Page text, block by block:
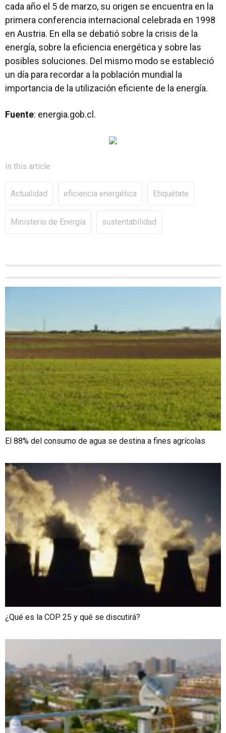
cada año el 5 de marzo, su origen se encuentra en la
primera conferencia internacional celebrada en 1998
en Austria. En ella se debatió sobre la crisis de la
energía, sobre la eficiencia energética y sobre las
posibles soluciones. Del mismo modo se estableció
un día para recordar a la población mundial la
importancia de la utilización eficiente de la energía.
Fuente: energia.gob.cl.
In this article
Actualidad eficiencia energética Etiquétate
Ministerio de Energía sustentabilidad
El 88% del consumo de agua se destina a fines agrícolas
¿Qué es la COP 25 y qué se discutirá?